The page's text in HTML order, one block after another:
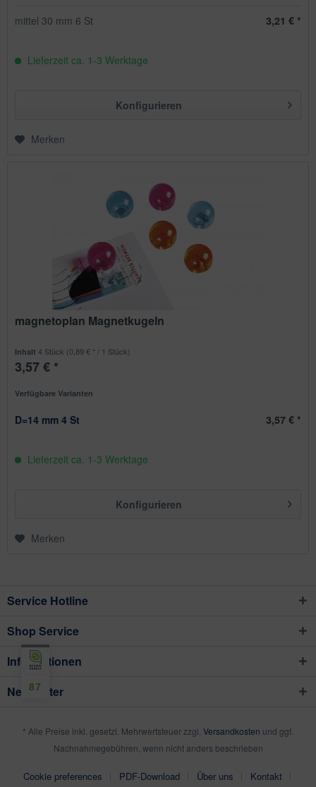
mittel 30 mm 6 St 3,21 € *
Lieferzeit ca. 1-3 Werktage
Konfigurieren
Merken
magnetoplan Magnetkugeln
Inhalt4 Stück (0,89 € * / 1 Stück)
3,57 € *
Verfügbare Varianten
D=14 mm 4 St 3,57 € *
Lieferzeit ca. 1-3 Werktage
Konfigurieren
Merken
Service Hotline
Shop Service
Informationen
Newsletter
* Alle Preise inkl. gesetzl. Mehrwertsteuer zzgl. Versandkosten und ggf.
Nachnahmegebühren, wenn nicht anders beschrieben
Cookie preferences PDF-Download Über uns Kontakt
87